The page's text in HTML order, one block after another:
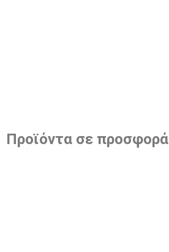
Προϊόντα σε προσφορά